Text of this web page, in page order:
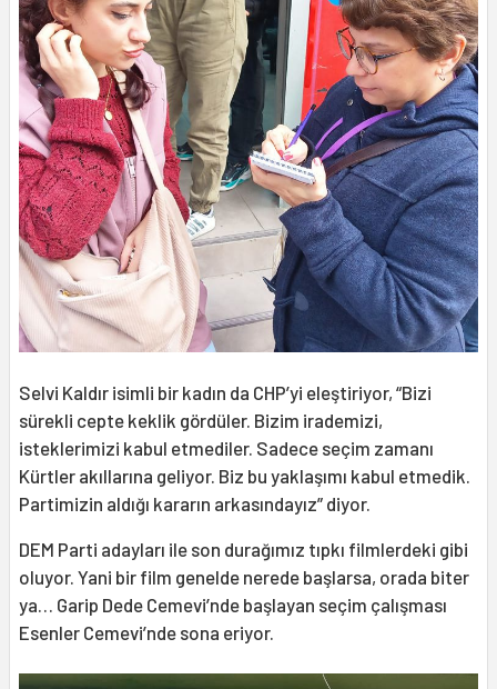
Selvi Kaldır isimli bir kadın da CHP’yi eleştiriyor, “Bizi
sürekli cepte keklik gördüler. Bizim irademizi,
isteklerimizi kabul etmediler. Sadece seçim zamanı
Kürtler akıllarına geliyor. Biz bu yaklaşımı kabul etmedik.
Partimizin aldığı kararın arkasındayız” diyor.
DEM Parti adayları ile son durağımız tıpkı filmlerdeki gibi
oluyor. Yani bir film genelde nerede başlarsa, orada biter
ya… Garip Dede Cemevi’nde başlayan seçim çalışması
Esenler Cemevi’nde sona eriyor.